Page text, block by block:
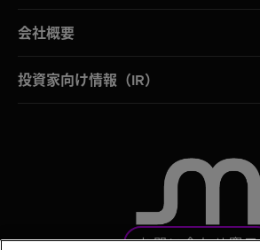
会社概要
投資家向け情報（IR）
お問い合わせ窓口